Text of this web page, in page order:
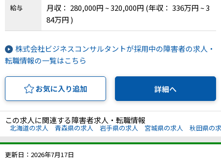
山県、広島県、山口県、徳島県、香川県、愛媛
県、高知県、福岡県、佐賀県、長崎県、熊本県、
大分県、宮崎県、鹿児島県、沖縄県
給与
月収： 280,000円 ~ 320,000円 (年収： 336万円 ~ 3
84万円 )
株式会社ビジネスコンサルタントが採用中の障害者の求人・
転職情報の一覧はこちら
お気に入り追加 詳細へ
この求人に関連する障害者求人・転職情報
北海道の求人 青森県の求人 岩手県の求人 宮城県の求人 秋田県の
更新日：2026年7月17日